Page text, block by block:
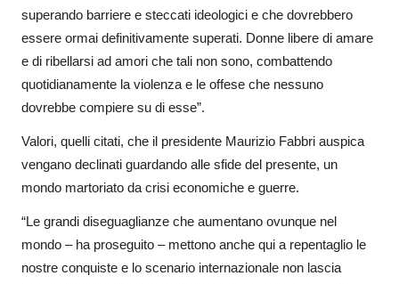
superando barriere e steccati ideologici e che dovrebbero
essere ormai definitivamente superati. Donne libere di amare
e di ribellarsi ad amori che tali non sono, combattendo
quotidianamente la violenza e le offese che nessuno
dovrebbe compiere su di esse”.
Valori, quelli citati, che il presidente Maurizio Fabbri auspica
vengano declinati guardando alle sfide del presente, un
mondo martoriato da crisi economiche e guerre.
“Le grandi diseguaglianze che aumentano ovunque nel
mondo – ha proseguito – mettono anche qui a repentaglio le
nostre conquiste e lo scenario internazionale non lascia